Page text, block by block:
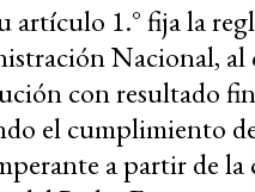
artículo 1.° fija la
Nacional, al
con resultado
el cumplimiento
a partir de la